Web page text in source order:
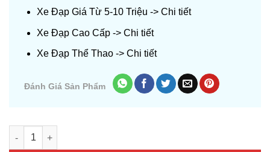
Xe Đạp Giá Từ 5-10 Triệu -> Chi tiết
Xe Đạp Cao Cấp -> Chi tiết
Xe Đạp Thể Thao -> Chi tiết
Đánh Giá Sản Phẩm
Số lượng